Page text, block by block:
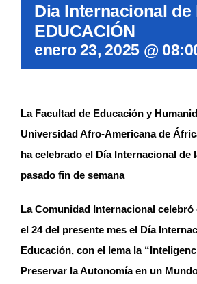
Dia Internacional de
EDUCACIÓN
enero 23, 2025 @
La Facultad de Educación y
Universidad Afro-Americana de
ha celebrado el Día Internacional de
pasado fin de semana
La Comunidad Internacional celebró
el 24 del presente mes el Día
Educación, con el lema la
Preservar la Autonomía en un